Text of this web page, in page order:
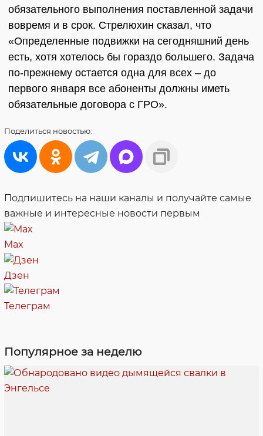
обязательного выполнения поставленной задачи
вовремя и в срок. Стрелюхин сказал, что
«Определенные подвижки на сегодняшний день
есть, хотя хотелось бы гораздо большего. Задача
по-прежнему остается одна для всех – до
первого января все абоненты должны иметь
обязательные договора с ГРО».
Поделиться новостью:
Подпишитесь на наши каналы и получайте самые
важные и интересные новости первым
Max
Дзен
Телеграм
Популярное за неделю